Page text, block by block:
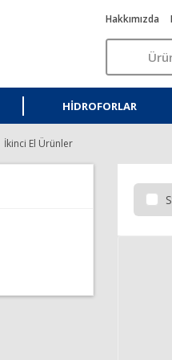
Hakkımızda
HIDROFORLAR
İkinci El Ürünler